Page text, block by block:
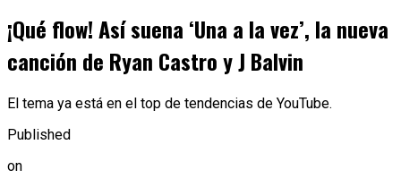
¡Qué flow! Así suena ‘Una a la vez’, la nueva
canción de Ryan Castro y J Balvin
El tema ya está en el top de tendencias de YouTube.
Published
on